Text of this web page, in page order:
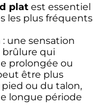
plat est essentiel
les plus fréquents
: une sensation
brûlure qui
prolongée ou
être plus
ou du talon,
longue période